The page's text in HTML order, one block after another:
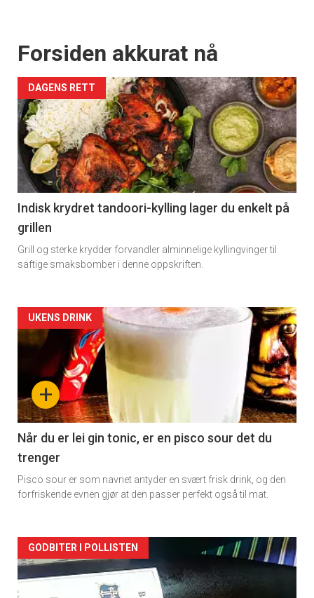
Forsiden akkurat nå
DAGENS RETT
Indisk krydret tandoori-kylling lager du enkelt på
grillen
Grill og sterke krydder forvandler alminnelige kyllingvinger til
saftige smaksbomber i denne oppskriften.
Forsiden
akkurat
nå
-
2
+
UKENS DRINK
Når du er lei gin tonic, er en pisco sour det du
trenger
Pisco sour er som navnet antyder en svært frisk drink, og den
forfriskende evnen gjør at den passer perfekt også til mat.
Forsiden
akkurat
GODBITER I POLLISTEN